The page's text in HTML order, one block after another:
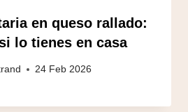
en queso rallado:
lo tienes en casa
24 Feb 2026